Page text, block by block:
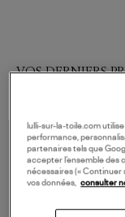
VOS DERNIERS
lulli-sur-la-toile.com
performance,
partenaires tels que
accepter l’ensemble des
nécessaires (« Continuer
vos données, consulter